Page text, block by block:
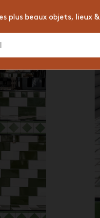
plus beaux objets, lieux